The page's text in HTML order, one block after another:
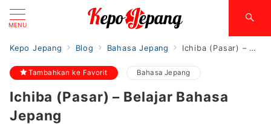
MENU
Kepo Jepang Blog Bahasa Jepang Ichiba (Pasar) – Belajar Bahasa Jepang
Tambahkan ke Favorit Bahasa Jepang
Ichiba (Pasar) – Belajar Bahasa
Jepang